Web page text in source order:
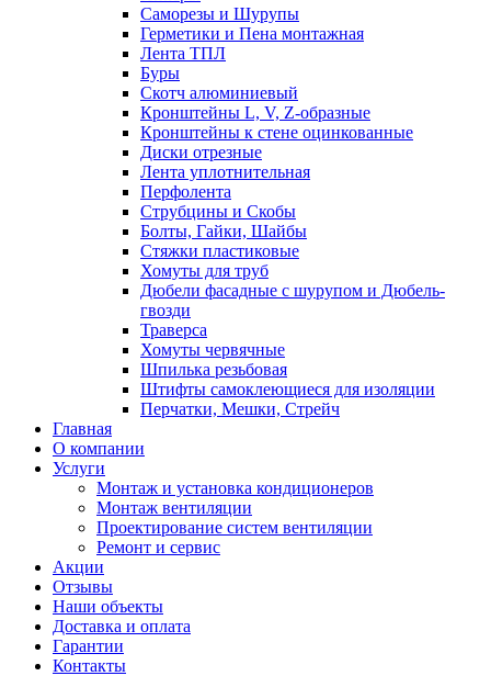
Саморезы и Шурупы
Герметики и Пена монтажная
Лента ТПЛ
Буры
Скотч алюминиевый
Кронштейны L, V, Z-образные
Кронштейны к стене оцинкованные
Диски отрезные
Лента уплотнительная
Перфолента
Струбцины и Скобы
Болты, Гайки, Шайбы
Стяжки пластиковые
Хомуты для труб
Дюбели фасадные с шурупом и Дюбель-
гвозди
Траверса
Хомуты червячные
Шпилька резьбовая
Штифты самоклеющиеся для изоляции
Перчатки, Мешки, Стрейч
Главная
О компании
Услуги
Монтаж и установка кондиционеров
Монтаж вентиляции
Проектирование систем вентиляции
Ремонт и сервис
Акции
Отзывы
Наши объекты
Доставка и оплата
Гарантии
Контакты